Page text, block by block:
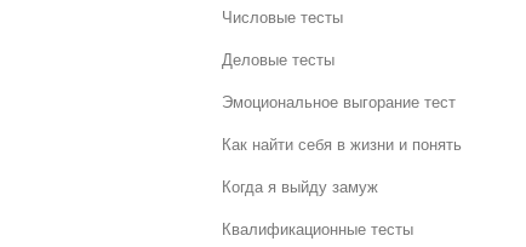
Числовые тесты
Деловые тесты
Эмоциональное выгорание тест
Как найти себя в жизни и понять
Когда я выйду замуж
Квалификационные тесты